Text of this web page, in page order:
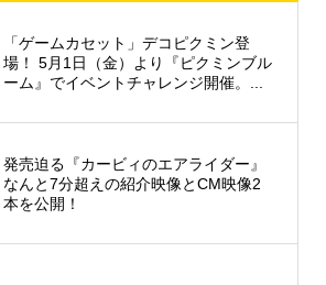
「ゲームカセット」デコピクミン登
場！ 5月1日（金）より『ピクミンブル
ーム』でイベントチャレンジ開催。...
発売迫る『カービィのエアライダー』
なんと7分超えの紹介映像とCM映像2
本を公開！